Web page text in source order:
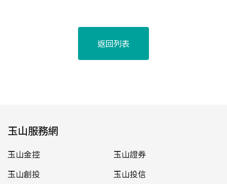
返回列表
玉山服務網
玉山金控
玉山證券
玉山創投
玉山投信